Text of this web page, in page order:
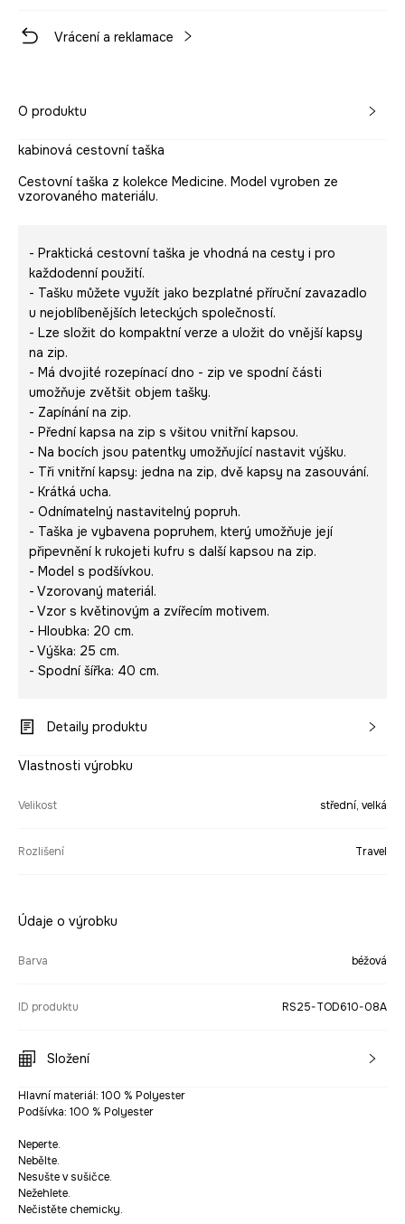
Vrácení a reklamace
O produktu
kabinová cestovní taška
Cestovní taška z kolekce Medicine. Model vyroben ze
vzorovaného materiálu.
- Praktická cestovní taška je vhodná na cesty i pro
každodenní použití.
- Tašku můžete využít jako bezplatné příruční zavazadlo
u nejoblíbenějších leteckých společností.
- Lze složit do kompaktní verze a uložit do vnější kapsy
na zip.
- Má dvojité rozepínací dno - zip ve spodní části
umožňuje zvětšit objem tašky.
- Zapínání na zip.
- Přední kapsa na zip s všitou vnitřní kapsou.
- Na bocích jsou patentky umožňující nastavit výšku.
- Tři vnitřní kapsy: jedna na zip, dvě kapsy na zasouvání.
- Krátká ucha.
- Odnímatelný nastavitelný popruh.
- Taška je vybavena popruhem, který umožňuje její
připevnění k rukojeti kufru s další kapsou na zip.
- Model s podšívkou.
- Vzorovaný materiál.
- Vzor s květinovým a zvířecím motivem.
- Hloubka: 20 cm.
- Výška: 25 cm.
- Spodní šířka: 40 cm.
Detaily produktu
Vlastnosti výrobku
Velikost střední, velká
Rozlišení Travel
Údaje o výrobku
Barva béžová
ID produktu RS25-TOD610-08A
Složení
Hlavní materiál: 100 % Polyester
Podšívka: 100 % Polyester
Neperte.
Nebělte.
Nesušte v sušičce.
Nežehlete.
Nečistěte chemicky.